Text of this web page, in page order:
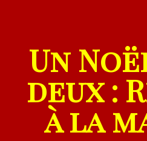
Un
deux :
à la